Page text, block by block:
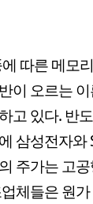
따른 메모
이 오르는
고 있다. 반
삼성전자와
주가는 고
체들은 원